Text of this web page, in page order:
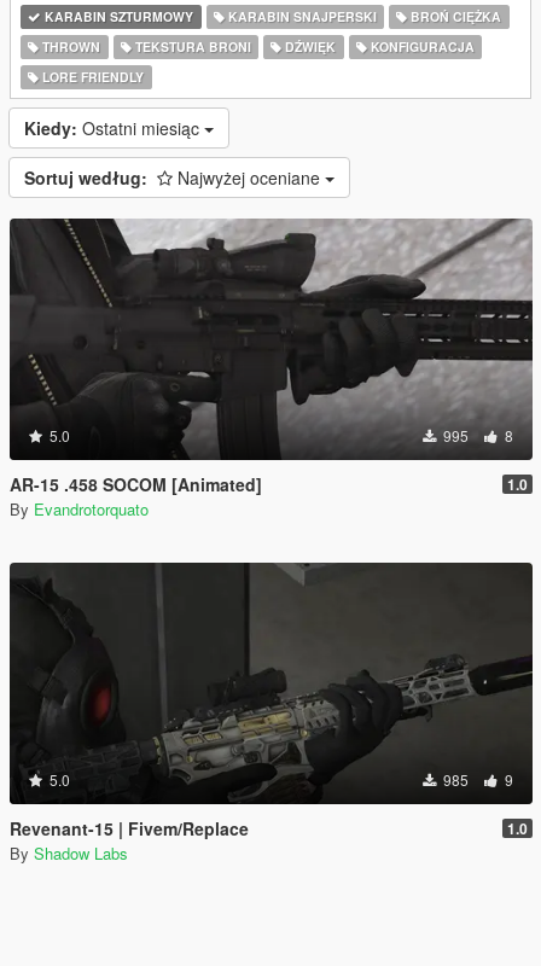
KARABIN SZTURMOWY
KARABIN SNAJPERSKI
BROŃ CIĘŻKA
THROWN
TEKSTURA BRONI DŹWIĘK
KONFIGURACJA
LORE FRIENDLY
Kiedy: Ostatni miesiąc
Sortuj według: Najwyżej oceniane
5.0 995 8
AR-15 .458 SOCOM [Animated] 1.0
By Evandrotorquato
5.0 985 9
Revenant-15 | Fivem/Replace 1.0
By Shadow Labs